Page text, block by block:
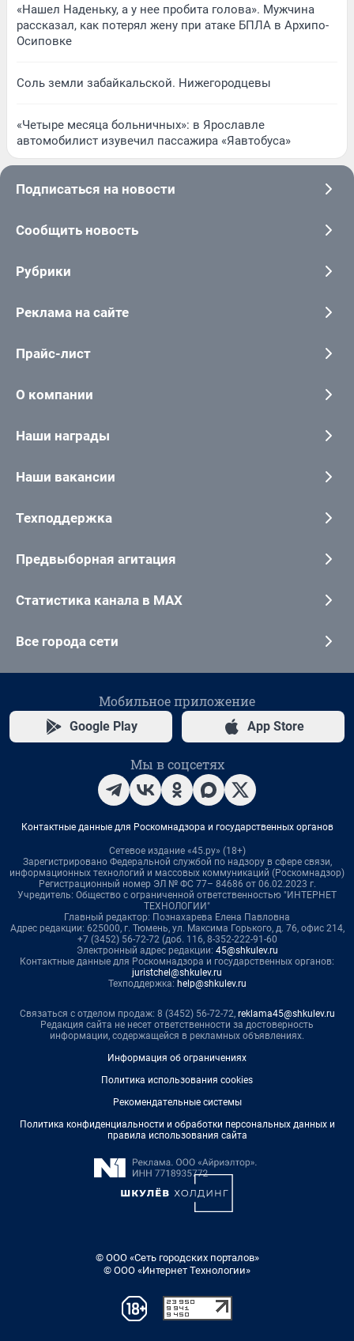
«Нашел Наденьку, а у нее пробита голова». Мужчина
рассказал, как потерял жену при атаке БПЛА в Архипо-
Осиповке
Соль земли забайкальской. Нижегородцевы
«Четыре месяца больничных»: в Ярославле
автомобилист изувечил пассажира «Яавтобуса»
Подписаться на новости
Сообщить новость
Рубрики
Реклама на сайте
Прайс-лист
О компании
Наши награды
Наши вакансии
Техподдержка
Предвыборная агитация
Статистика канала в MAX
Все города сети
Мобильное приложение
Google Play App Store
Мы в соцсетях
Контактные данные для Роскомнадзора и государственных органов
Сетевое издание «45.ру» (18+)
Зарегистрировано Федеральной службой по надзору в сфере связи,
информационных технологий и массовых коммуникаций (Роскомнадзор)
Регистрационный номер ЭЛ № ФС 77– 84686 от 06.02.2023 г.
Учредитель: Общество с ограниченной ответственностью "ИНТЕРНЕТ
ТЕХНОЛОГИИ"
Главный редактор: Познахарева Елена Павловна
Адрес редакции: 625000, г. Тюмень, ул. Максима Горького, д. 76, офис 214,
+7 (3452) 56-72-72 (доб. 116, 8-352-222-91-60
Электронный адрес редакции: 45@shkulev.ru
Контактные данные для Роскомнадзора и государственных органов:
juristchel@shkulev.ru
Техподдержка: help@shkulev.ru
Связаться с отделом продаж: 8 (3452) 56-72-72, reklama45@shkulev.ru
Редакция сайта не несет ответственности за достоверность
информации, содержащейся в рекламных объявлениях.
Информация об ограничениях
Политика использования cookies
Рекомендательные системы
Политика конфиденциальности и обработки персональных данных и
правила использования сайта
© ООО «Сеть городских порталов»
© ООО «Интернет Технологии»